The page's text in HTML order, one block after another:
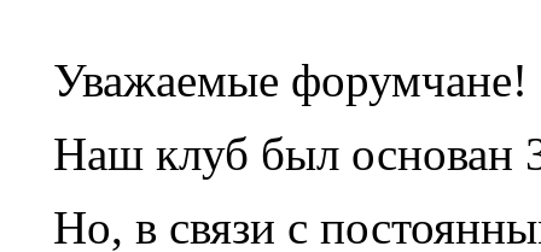
Уважаемые форумчане!
Наш клуб был основан
Но, в связи с